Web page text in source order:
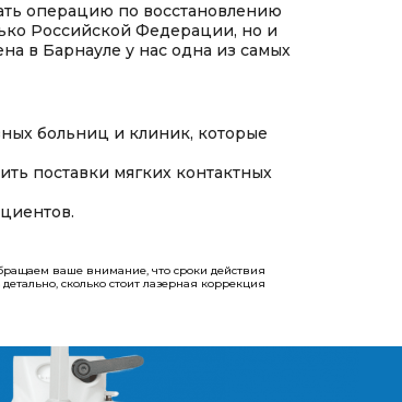
операцию по восстановлению
Российской Федерации, но и
в Барнауле у нас одна из самых
больниц и клиник, которые
поставки мягких контактных
ваше внимание, что сроки действия
сколько стоит лазерная коррекция